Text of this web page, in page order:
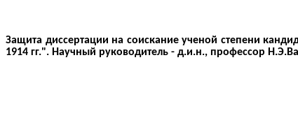
Защита диссертации на соискание ученой степени
1914 гг.". Научный руководитель - д.и.н., профессор